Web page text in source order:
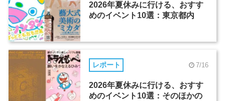
2026年夏休みに行ける、おすす
めのイベント10選：東京都内
レポート 7/16
2026年夏休みに行ける、おすす
めのイベント10選：そのほかの